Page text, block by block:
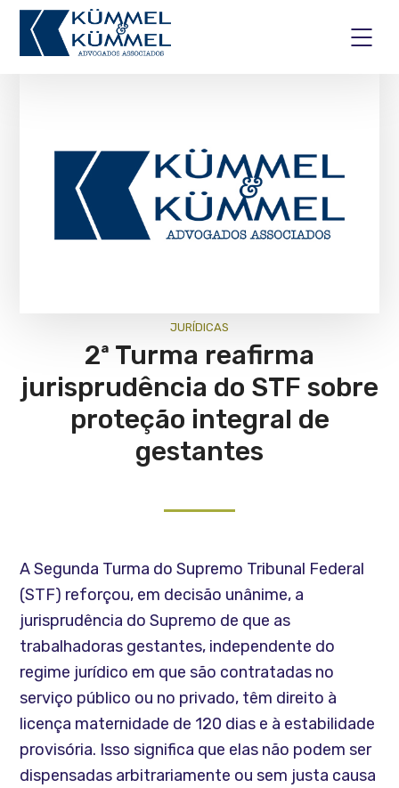
JURÍ­DICAS
2ª Turma reafirma
jurisprudência do STF sobre
proteção integral de
gestantes
A Segunda Turma do Supremo Tribunal Federal
(STF) reforçou, em decisão unânime, a
jurisprudência do Supremo de que as
trabalhadoras gestantes, independente do
regime jurídico em que são contratadas no
serviço público ou no privado, têm direito à
licença maternidade de 120 dias e à estabilidade
provisória. Isso significa que elas não podem ser
dispensadas arbitrariamente ou sem justa causa